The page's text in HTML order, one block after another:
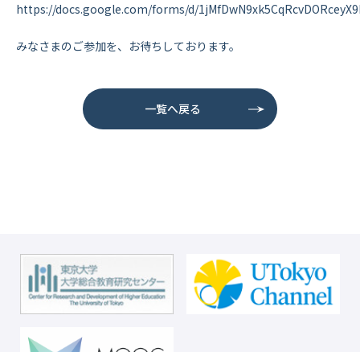
https://docs.google.com/forms/d/
みなさまのご参加を、お待ちしております。
一覧へ戻る